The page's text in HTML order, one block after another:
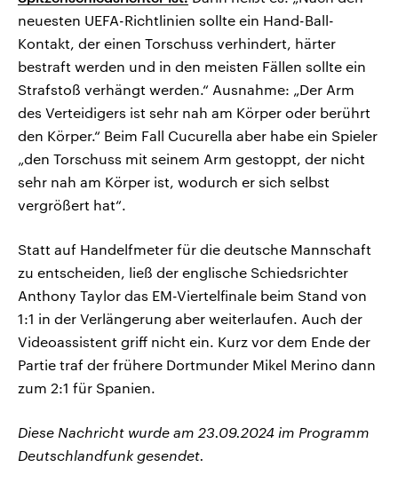
neuesten UEFA-Richtlinien sollte ein Hand-Ball-
Kontakt, der einen Torschuss verhindert, härter
bestraft werden und in den meisten Fällen sollte ein
Strafstoß verhängt werden.“ Ausnahme: „Der Arm
des Verteidigers ist sehr nah am Körper oder berührt
den Körper.“ Beim Fall Cucurella aber habe ein Spieler
„den Torschuss mit seinem Arm gestoppt, der nicht
sehr nah am Körper ist, wodurch er sich selbst
vergrößert hat“.
Statt auf Handelfmeter für die deutsche Mannschaft
zu entscheiden, ließ der englische Schiedsrichter
Anthony Taylor das EM-Viertelfinale beim Stand von
1:1 in der Verlängerung aber weiterlaufen. Auch der
Videoassistent griff nicht ein. Kurz vor dem Ende der
Partie traf der frühere Dortmunder Mikel Merino dann
zum 2:1 für Spanien.
Diese Nachricht wurde am 23.09.2024 im Programm
Deutschlandfunk gesendet.